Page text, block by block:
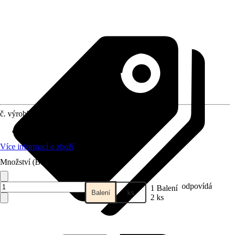
č. výrobku
Více informací o zboží
Množství (Balení)
Balení ks 1 Balení odpovídá
2 ks